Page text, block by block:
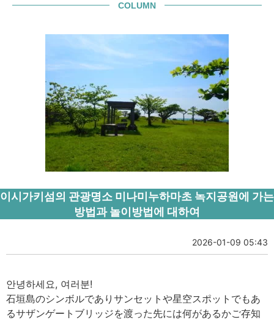
COLUMN
이시가키섬의 관광명소 미나미누하마초 녹지공원에 가는
방법과 놀이방법에 대하여
2026-01-09 05:43
안녕하세요, 여러분!
石垣島のシンボルでありサンセットや星空スポットでもあ
るサザンゲートブリッジを渡った先には何があるかご存知